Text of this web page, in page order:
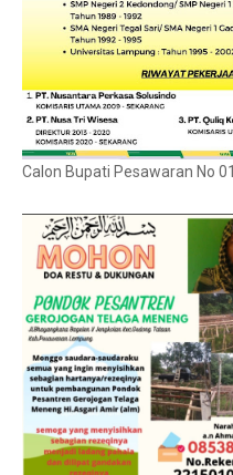
Calon Bupati Pesawaran No 01